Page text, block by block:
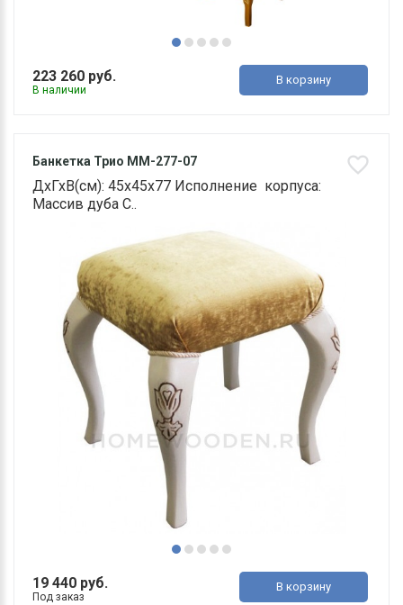
223 260 руб.
В наличии
В корзину
Банкетка Трио ММ-277-07
ДхГхВ(см): 45х45х77 Исполнение корпуса:
Массив дуба С..
19 440 руб.
Под заказ
В корзину